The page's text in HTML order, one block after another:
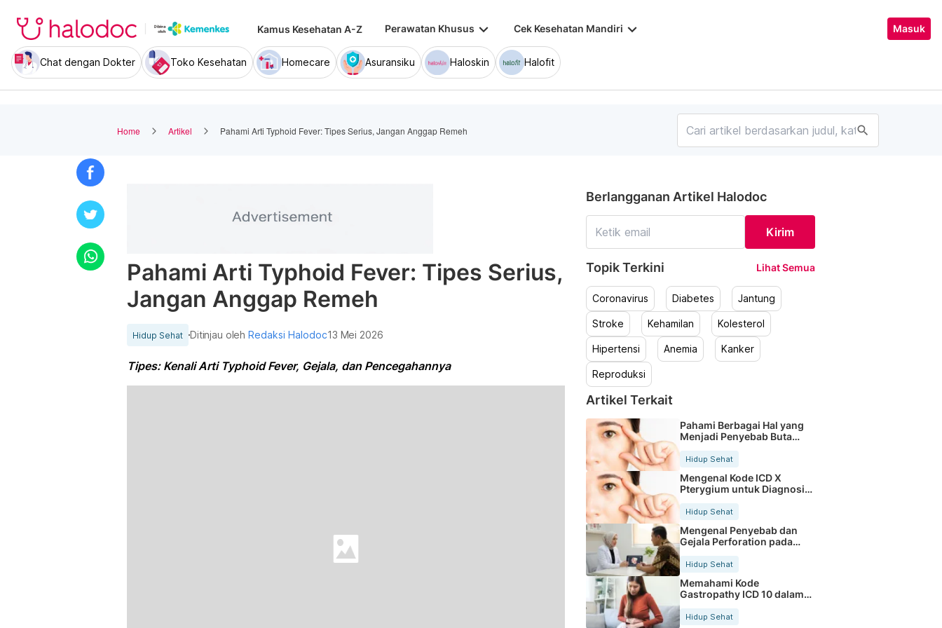
Kamus Kesehatan A-Z Perawatan Khusus keyboard_arrow_down Cek Kesehatan Mandiri keyboard_arrow_down Masuk
Chat dengan Dokter Toko Kesehatan Homecare Asuransiku Haloskin Halofit
Home Artikel Pahami Arti Typhoid Fever: Tipes Serius, Jangan Anggap Remeh search
Pahami Arti Typhoid Fever: Tipes Serius,
Jangan Anggap Remeh
Hidup Sehat Ditinjau olehRedaksi Halodoc13 Mei 2026
Tipes: Kenali Arti Typhoid Fever, Gejala, dan Pencegahannya
Berlangganan Artikel Halodoc
Kirim
Topik Terkini Lihat Semua
Coronavirus Diabetes Jantung
Stroke Kehamilan Kolesterol
Hipertensi Anemia Kanker
Reproduksi
Artikel Terkait
Pahami Berbagai Hal yang
Menjadi Penyebab Buta
Hidup Sehat
Mengenal Kode ICD X
Pterygium untuk Diagnosis
Hidup Sehat
Mengenal Penyebab dan
Gejala Perforation pada
Tubuh
Hidup Sehat
Memahami Kode
Gastropathy ICD 10 dalam
Rekam Medis Pasien
Hidup Sehat